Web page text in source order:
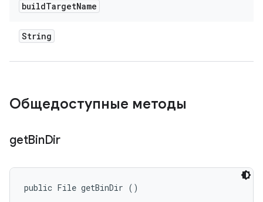
buildTargetName
String
Общедоступные методы
getBinDir
public File getBinDir ()